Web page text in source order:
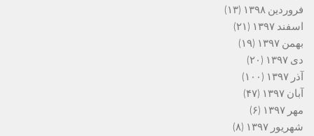
فروردین ۱۳۹۸
(۱۳)
اسفند ۱۳۹۷
(۲۱)
بهمن ۱۳۹۷
(۱۹)
دی ۱۳۹۷
(۲۰)
آذر ۱۳۹۷
(۱۰۰)
آبان ۱۳۹۷
(۴۷)
مهر ۱۳۹۷
(۶)
شهریور ۱۳۹۷
(۸)